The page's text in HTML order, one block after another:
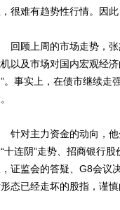
很难有趋势性行情。因
顾上周的市场走势，张
以及市场对国内宏观经
。事实上，在债市继续走
对主力资金的动向，他
十连阴”走势、招商银行
证监会的答疑、G8会议
态已经走坏的股指，谨